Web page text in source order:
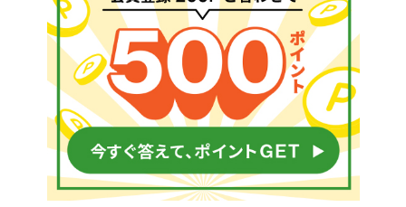
FAXでのご注文
0739-72-4532
24時間受付